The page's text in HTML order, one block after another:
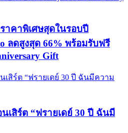
าคาพิเศษสุดในรอบปี
ลดสูงสุด 66% พร้อมรับฟรี
Gift
เสิร์ต “ฟรายเดย์ 30 ปี ฉันมี